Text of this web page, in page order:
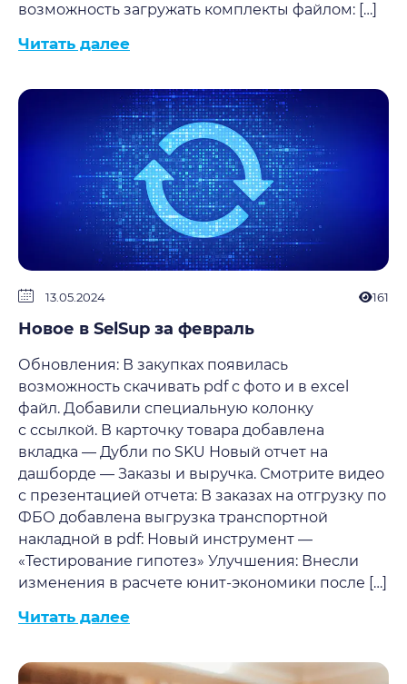
возможность загружать комплекты файлом: […]
Читать далее
13.05.2024 161
Новое в SelSup за февраль
Обновления: В закупках появилась
возможность скачивать pdf с фото и в excel
файл. Добавили специальную колонку
с ссылкой. В карточку товара добавлена
вкладка — Дубли по SKU Новый отчет на
дашборде — Заказы и выручка. Смотрите видео
с презентацией отчета: В заказах на отгрузку по
ФБО добавлена выгрузка транспортной
накладной в pdf: Новый инструмент —
«Тестирование гипотез» Улучшения: Внесли
изменения в расчете юнит-экономики после […]
Читать далее